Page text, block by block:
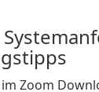
Zoom